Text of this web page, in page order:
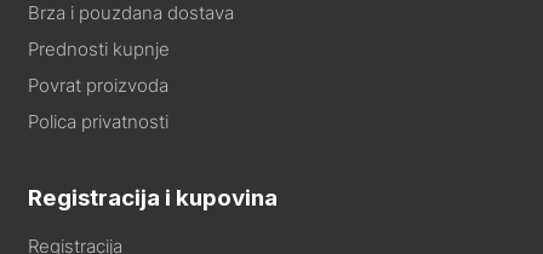
Brza i pouzdana dostava
Prednosti kupnje
Povrat proizvoda
Polica privatnosti
Registracija i kupovina
Registracija